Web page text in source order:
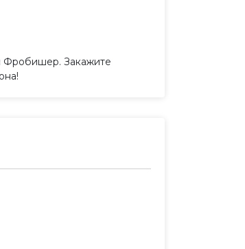
Фробишер. Закажите